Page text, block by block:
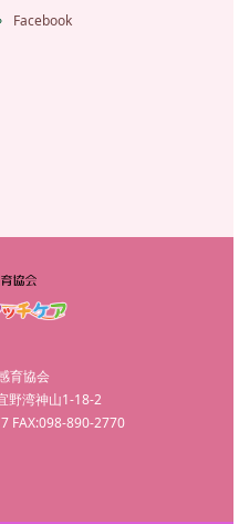
Facebook
育協会
野湾神山1-18-2
FAX:098-890-2770